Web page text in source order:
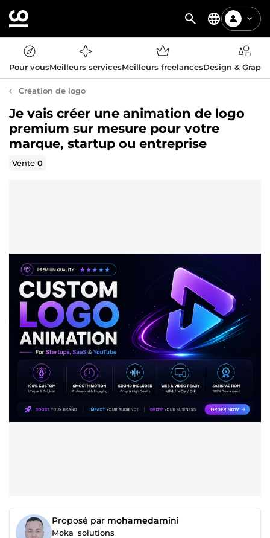
Pour vousMeilleurs servicesMeilleurs freelancesDesign &
Création de logo
Je vais créer une animation de logo
premium sur mesure pour votre
marque, startup ou entreprise
Vente0
Proposé par mohamedamini
Moka_solutions